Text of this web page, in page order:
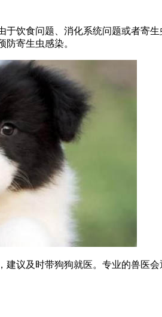
于饮食问题、消化系统问题或者寄
防寄生虫感染。
建议及时带狗狗就医。专业的兽医